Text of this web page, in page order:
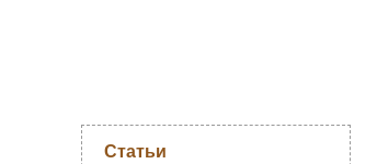
Статьи